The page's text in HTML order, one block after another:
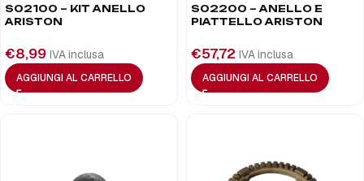
S02100 – KIT ANELLO
ARISTON
€8,99 IVA inclusa
AGGIUNGI AL CARRELLO
S02200 – ANELLO E
PIATTELLO ARISTON
€57,72 IVA inclusa
AGGIUNGI AL CARRELLO